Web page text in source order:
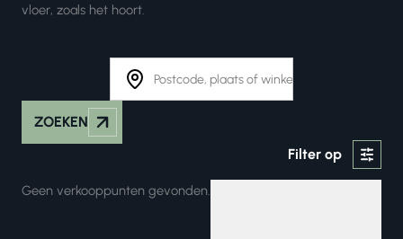
vloer, zoals het hoort.
ZOEKEN
Filter op
Geen verkooppunten gevonden.